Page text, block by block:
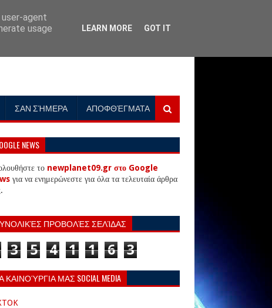
ΣΑΝ ΣΉΜΕΡΑ ΑΠΟΦΘΈΓΜΑΤΑ
NEWS
το newplanet09.gr στο Google
για να ενημερώνεστε για όλα τα τελευταία άρθρα
ΠΡΟΒΟΛΈΣ ΣΕΛΊΔΑΣ
3 5 4 1 1 6 3
ΚΑΙΝΟΎΡΓΙΑ ΜΑΣ SOCIAL MEDIA
agent
usage
LEARN MORE GOT IT